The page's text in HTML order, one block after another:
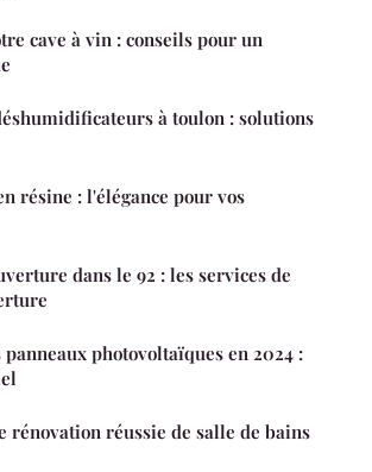
cave à vin : conseils pour un
à toulon : solutions
résine : l'élégance pour vos
dans le 92 : les services de
panneaux photovoltaïques en 2024 :
rénovation réussie de salle de bains